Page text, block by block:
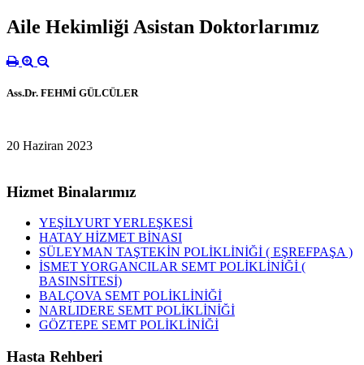
Aile Hekimliği Asistan Doktorlarımız
Ass.Dr. FEHMİ GÜLCÜLER
20 Haziran 2023
Hizmet Binalarımız
YEŞİLYURT YERLEŞKESİ
HATAY HİZMET BİNASI
SÜLEYMAN TAŞTEKİN POLİKLİNİĞİ ( EŞREFPAŞA )
İSMET YORGANCILAR SEMT POLİKLİNİĞİ (
BASINSİTESİ)
BALÇOVA SEMT POLİKLİNİĞİ
NARLIDERE SEMT POLİKLİNİĞİ
GÖZTEPE SEMT POLİKLİNİĞİ
Hasta Rehberi